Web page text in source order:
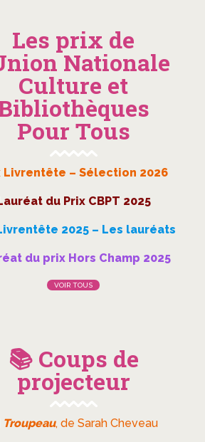
Les prix de
Nationale
Culture et
Pour Tous
Livrentête – Sélection 2026
du Prix CBPT 2025
2025 – Les lauréats
du prix Hors Champ 2025
VOIR TOUS
📚 Coups de
projecteur
Troupeau, de Sarah Cheveau